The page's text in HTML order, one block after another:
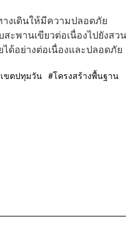
างเดินให้มีความปลอดภัย
ะพานเขียวต่อเนื่องไปยังสวน
ด้อย่างต่อเนื่องและปลอดภัย
เขตปทุมวัน
โครงสร้างพื้นฐาน